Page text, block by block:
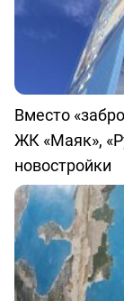
Вместо
ЖК «Маяк»,
новостройки